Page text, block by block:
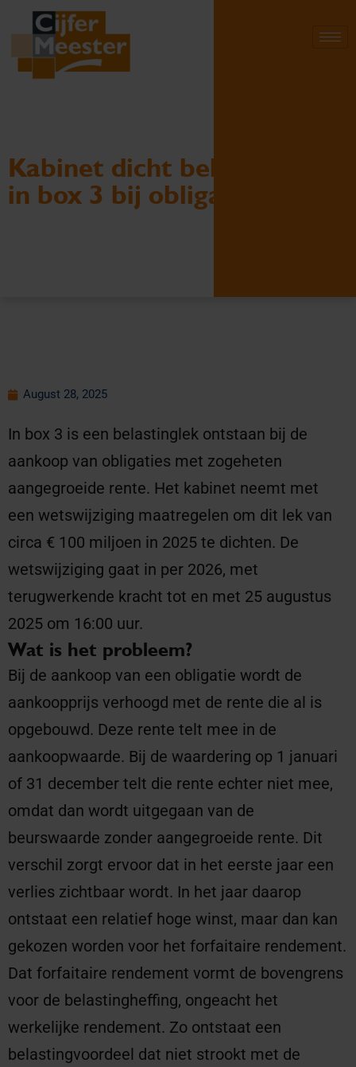
Kabinet dicht belastinglek
in box 3 bij obligaties
August 28, 2025
In box 3 is een belastinglek ontstaan bij de
aankoop van obligaties met zogeheten
aangegroeide rente. Het kabinet neemt met
een wetswijziging maatregelen om dit lek van
circa € 100 miljoen in 2025 te dichten. De
wetswijziging gaat in per 2026, met
terugwerkende kracht tot en met 25 augustus
2025 om 16:00 uur.
Wat is het probleem?
Bij de aankoop van een obligatie wordt de
aankoopprijs verhoogd met de rente die al is
opgebouwd. Deze rente telt mee in de
aankoopwaarde. Bij de waardering op 1 januari
of 31 december telt die rente echter niet mee,
omdat dan wordt uitgegaan van de
beurswaarde zonder aangegroeide rente. Dit
verschil zorgt ervoor dat in het eerste jaar een
verlies zichtbaar wordt. In het jaar daarop
ontstaat een relatief hoge winst, maar dan kan
gekozen worden voor het forfaitaire rendement.
Dat forfaitaire rendement vormt de bovengrens
voor de belastingheffing, ongeacht het
werkelijke rendement. Zo ontstaat een
belastingvoordeel dat niet strookt met de